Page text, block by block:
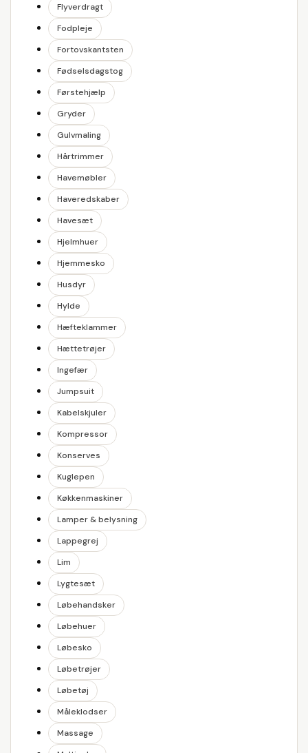
Flyverdragt
Fodpleje
Fortovskantsten
Fødselsdagstog
Førstehjælp
Gryder
Gulvmaling
Hårtrimmer
Havemøbler
Haveredskaber
Havesæt
Hjelmhuer
Hjemmesko
Husdyr
Hylde
Hæfteklammer
Hættetrøjer
Ingefær
Jumpsuit
Kabelskjuler
Kompressor
Konserves
Kuglepen
Køkkenmaskiner
Lamper & belysning
Lappegrej
Lim
Lygtesæt
Løbehandsker
Løbehuer
Løbesko
Løbetrøjer
Løbetøj
Måleklodser
Massage